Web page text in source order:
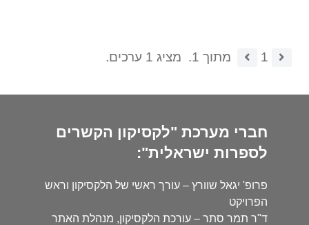
1 מתוך 1. מציג 1 ערכים.
חברי מערכת "לקסיקון הקשרים
לספרות ישראלית":
פרופ' יגאל שוורץ – עורך ראשי של הלקסיקון וראש
הפרויקט
ד"ר תמר סתר – עורכת הלקסיקון, מנהלת האתר